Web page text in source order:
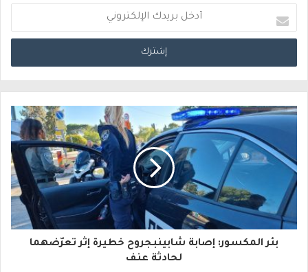
د
خ
ب
ي
د
ك
ا
بئر المكسور: إصابة شابينبجروح خطيرة إثر تعرّضهما
لحادثة عنف